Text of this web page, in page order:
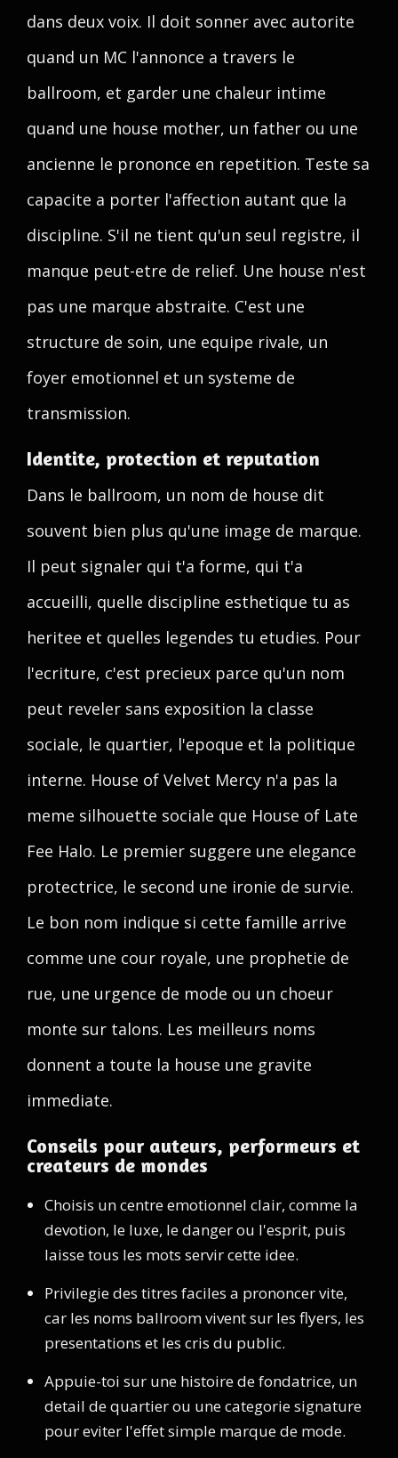
dans deux voix. Il doit sonner avec autorite
quand un MC l'annonce a travers le
ballroom, et garder une chaleur intime
quand une house mother, un father ou une
ancienne le prononce en repetition. Teste sa
capacite a porter l'affection autant que la
discipline. S'il ne tient qu'un seul registre, il
manque peut-etre de relief. Une house n'est
pas une marque abstraite. C'est une
structure de soin, une equipe rivale, un
foyer emotionnel et un systeme de
transmission.
Identite, protection et reputation
Dans le ballroom, un nom de house dit
souvent bien plus qu'une image de marque.
Il peut signaler qui t'a forme, qui t'a
accueilli, quelle discipline esthetique tu as
heritee et quelles legendes tu etudies. Pour
l'ecriture, c'est precieux parce qu'un nom
peut reveler sans exposition la classe
sociale, le quartier, l'epoque et la politique
interne. House of Velvet Mercy n'a pas la
meme silhouette sociale que House of Late
Fee Halo. Le premier suggere une elegance
protectrice, le second une ironie de survie.
Le bon nom indique si cette famille arrive
comme une cour royale, une prophetie de
rue, une urgence de mode ou un choeur
monte sur talons. Les meilleurs noms
donnent a toute la house une gravite
immediate.
Conseils pour auteurs, performeurs et
createurs de mondes
Choisis un centre emotionnel clair, comme la
devotion, le luxe, le danger ou l'esprit, puis
laisse tous les mots servir cette idee.
Privilegie des titres faciles a prononcer vite,
car les noms ballroom vivent sur les flyers, les
presentations et les cris du public.
Appuie-toi sur une histoire de fondatrice, un
detail de quartier ou une categorie signature
pour eviter l'effet simple marque de mode.